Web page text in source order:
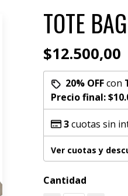
TOTE
$12.500,00
20% OFFcon
Precio final:
3cuotas sin
Ver cuotas y
Cantidad